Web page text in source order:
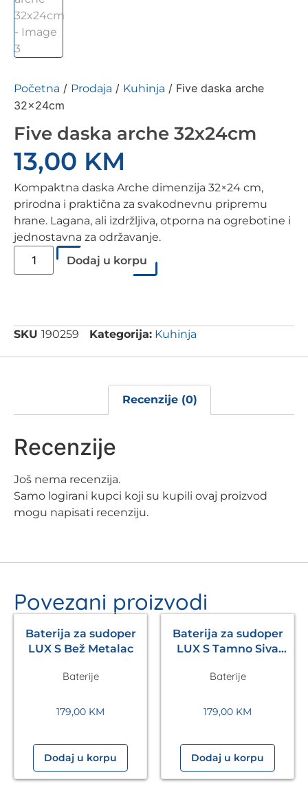
Početna / Prodaja / Kuhinja / Five daska arche
32x24cm
Five daska arche 32x24cm
13,00 KM
Kompaktna daska Arche dimenzija 32×24 cm,
prirodna i praktična za svakodnevnu pripremu
hrane. Lagana, ali izdržljiva, otporna na ogrebotine i
jednostavna za održavanje.
Dodaj u korpu
SKU 190259 Kategorija: Kuhinja
Recenzije (0)
Recenzije
Još nema recenzija.
Samo logirani kupci koji su kupili ovaj proizvod
mogu napisati recenziju.
Povezani proizvodi
Baterija za sudoper
LUX S Bež Metalac
Baterije
179,00 KM
Dodaj u korpu
Baterija za sudoper
LUX S Tamno Siva
Baterije
179,00 KM
Dodaj u korpu